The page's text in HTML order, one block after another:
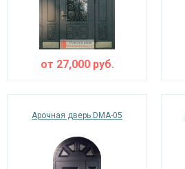
от 27,000руб.
Арочная дверь DMA-05